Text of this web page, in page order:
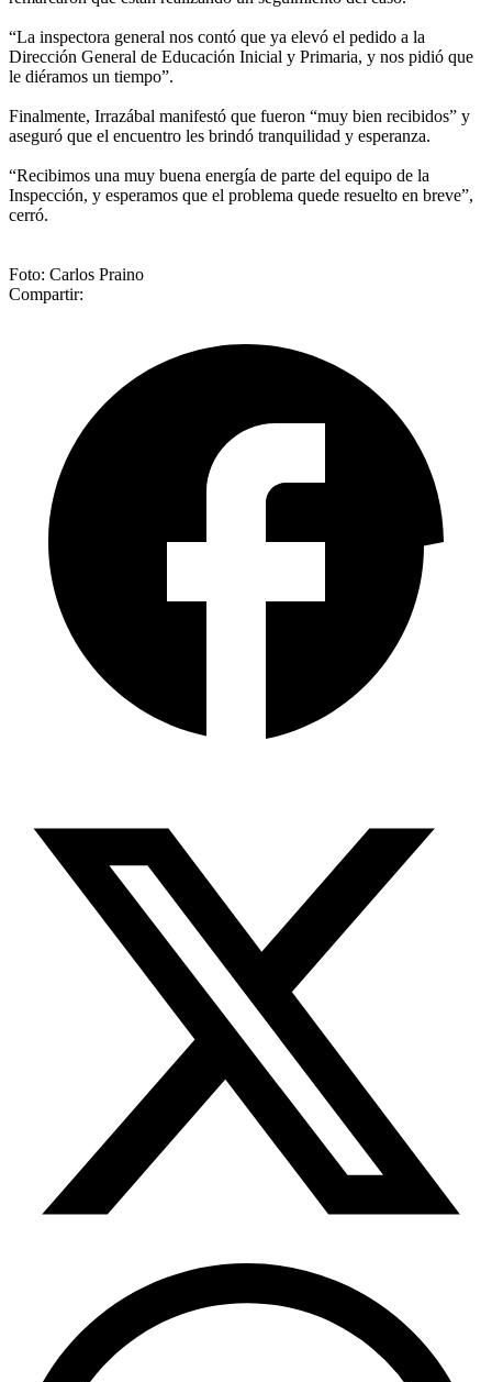
“La inspectora general nos contó que ya elevó el pedido a la
Dirección General de Educación Inicial y Primaria, y nos pidió que
le diéramos un tiempo”.
Finalmente, Irrazábal manifestó que fueron “muy bien recibidos” y
aseguró que el encuentro les brindó tranquilidad y esperanza.
“Recibimos una muy buena energía de parte del equipo de la
Inspección, y esperamos que el problema quede resuelto en breve”,
cerró.
Foto: Carlos Praino
Compartir: